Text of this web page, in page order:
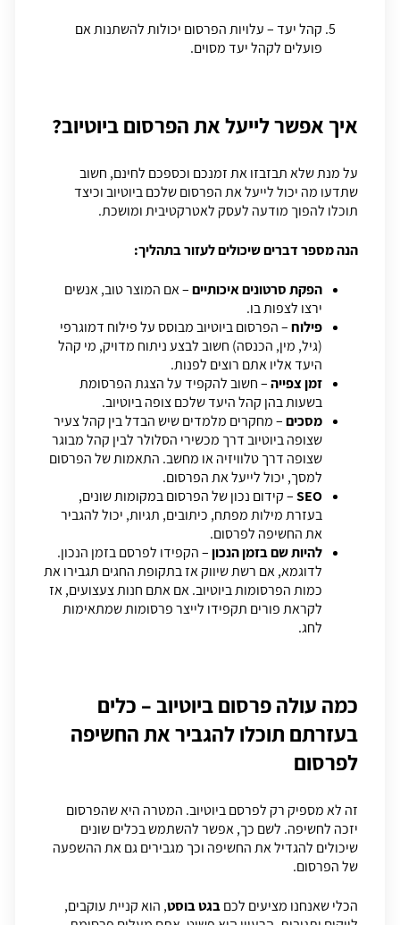
קהל יעד – עלויות הפרסום יכולות להשתנות אם
פועלים לקהל יעד מסוים.
איך אפשר לייעל את הפרסום ביוטיוב?
על מנת שלא תבזבזו את זמנכם וכספכם לחינם, חשוב
שתדעו מה יכול לייעל את הפרסום שלכם ביוטיוב וכיצד
תוכלו להפוך מודעה לעסק לאטרקטיבית ומושכת.
הנה מספר דברים שיכולים לעזור בתהליך:
הפקת סרטונים איכותיים– אם המוצר טוב, אנשים
ירצו לצפות בו.
פילוח– הפרסום ביוטיוב מבוסס על פילוח דמוגרפי
(גיל, מין, הכנסה) חשוב לבצע ניתוח מדויק, מי קהל
היעד אליו אתם רוצים לפנות.
זמן צפייה– חשוב להקפיד על הצגת הפרסומת
בשעות בהן קהל היעד שלכם צופה ביוטיוב.
מסכים– מחקרים מלמדים שיש הבדל בין קהל צעיר
שצופה ביוטיוב דרך מכשירי הסלולר לבין קהל מבוגר
שצופה דרך טלוויזיה או מחשב. התאמות של הפרסום
למסך, יכול לייעל את הפרסום.
SEO– קידום נכון של הפרסום במקומות שונים,
בעזרת מילות מפתח, כיתובים, תגיות, יכול להגביר
את החשיפה לפרסום.
להיות שם בזמן הנכון– הקפידו לפרסם בזמן הנכון.
לדוגמא, אם רשת שיווק אז בתקופת החגים תגבירו את
כמות הפרסומות ביוטיוב. אם אתם חנות צעצועים, אז
לקראת פורים תקפידו לייצר פרסומות שמתאימות
לחג.
כמה עולה פרסום ביוטיוב – כלים
בעזרתם תוכלו להגביר את החשיפה
לפרסום
זה לא מספיק רק לפרסם ביוטיוב. המטרה היא שהפרסום
יזכה לחשיפה. לשם כך, אפשר להשתמש בכלים שונים
שיכולים להגדיל את החשיפה וכך מגבירים גם את ההשפעה
של הפרסום.
הכלי שאנחנו מציעים לכםבגט בוסט, הוא קניית עוקבים,